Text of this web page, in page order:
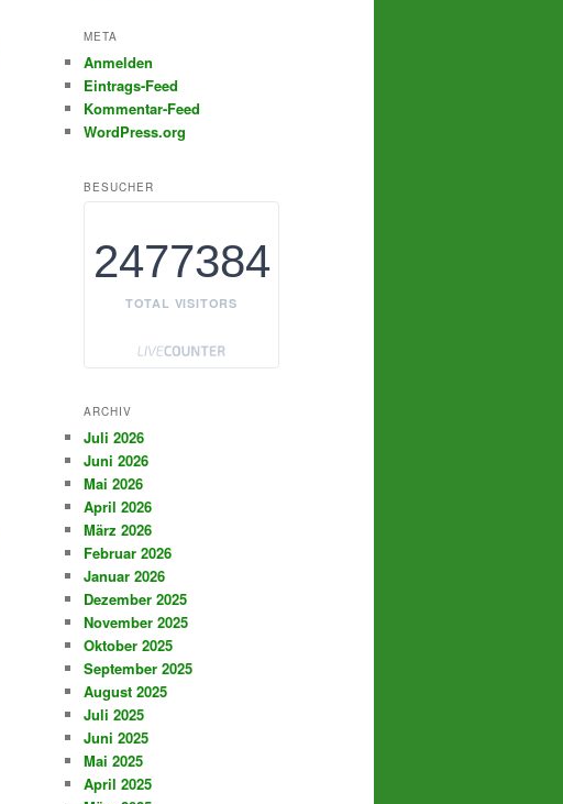
META
Anmelden
Eintrags-Feed
Kommentar-Feed
WordPress.org
BESUCHER
2477384
TOTAL VISITORS
ARCHIV
Juli 2026
Juni 2026
Mai 2026
April 2026
März 2026
Februar 2026
Januar 2026
Dezember 2025
November 2025
Oktober 2025
September 2025
August 2025
Juli 2025
Juni 2025
Mai 2025
April 2025